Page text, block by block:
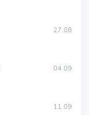
27.08
04.09
11.09